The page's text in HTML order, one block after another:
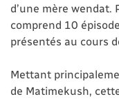
d’une mère wendat.
comprend 10
présentés au cours
Mettant
de Matimekush,